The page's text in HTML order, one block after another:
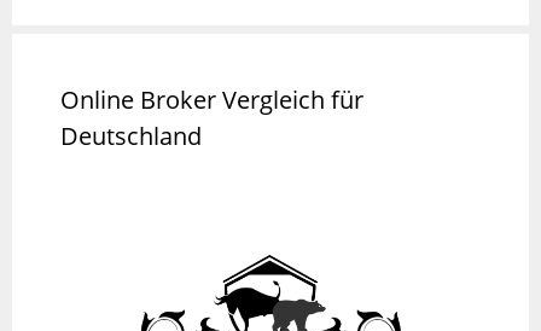
Online Broker Vergleich für
Deutschland